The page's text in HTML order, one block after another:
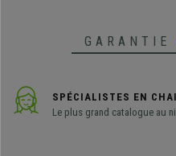
GARANTIE
SPÉCIALISTES EN
Le plus grand catalogue au